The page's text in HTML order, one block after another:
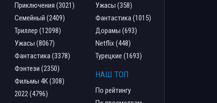
Приключения (3021)
Семейный (2409)
Триллер (12098)
Ужасы (8067)
Фантастика (3378)
Фэнтези (2350)
Фильмы 4К (308)
2022 (4796)
Ужасы (358)
Фантастика (1015)
Дорамы (693)
Netflix (448)
Турецкие (1693)
НАШ ТОП
По рейтингу